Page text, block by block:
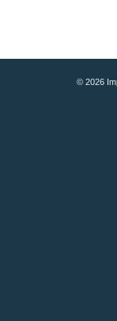
© 2026